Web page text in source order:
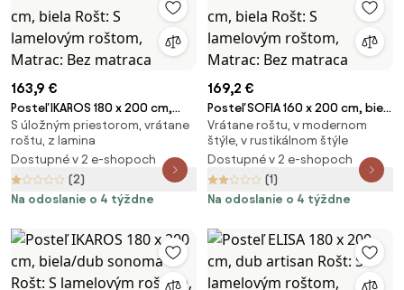
163,9 €
Posteľ IKAROS 180 x 200 cm,
biela Rošt: S lamelovým roštom,
Matrac: Bez matraca
S úložným priestorom, vrátane
roštu, z lamina
Dostupné v 2 e-shopoch
(2)
Na odoslanie o 4 týždne
169,2 €
Posteľ SOFIA 160 x 200 cm, biela
Rošt: S lamelovým roštom,
Matrac: Bez matraca
Vrátane roštu, v modernom
štýle, v rustikálnom štýle
Dostupné v 2 e-shopoch
(1)
Na odoslanie o 4 týždne